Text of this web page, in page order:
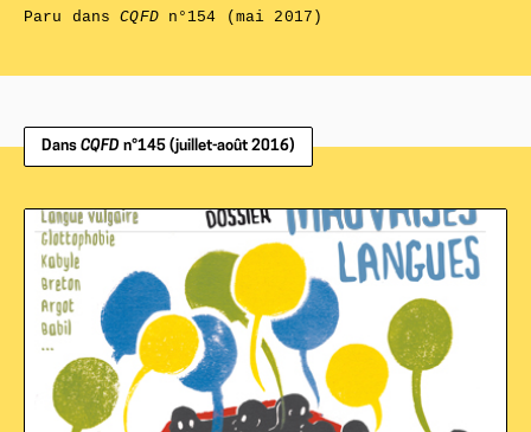
Paru dansCQFDn°154 (mai 2017)
Dans CQFD n°145 (juillet-août 2016)